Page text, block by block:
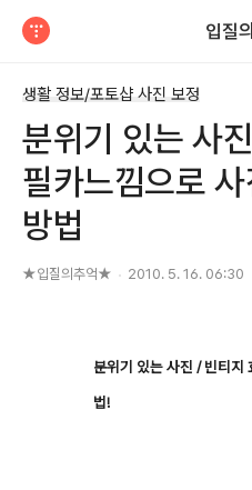
입질
생활 정보/포토샵 사진 보정
분위기 있는 사
필카느낌으로
방법
★입질의추억★ 2010. 5. 16. 06:30
분위기 있는 사진 / 빈티지
법!